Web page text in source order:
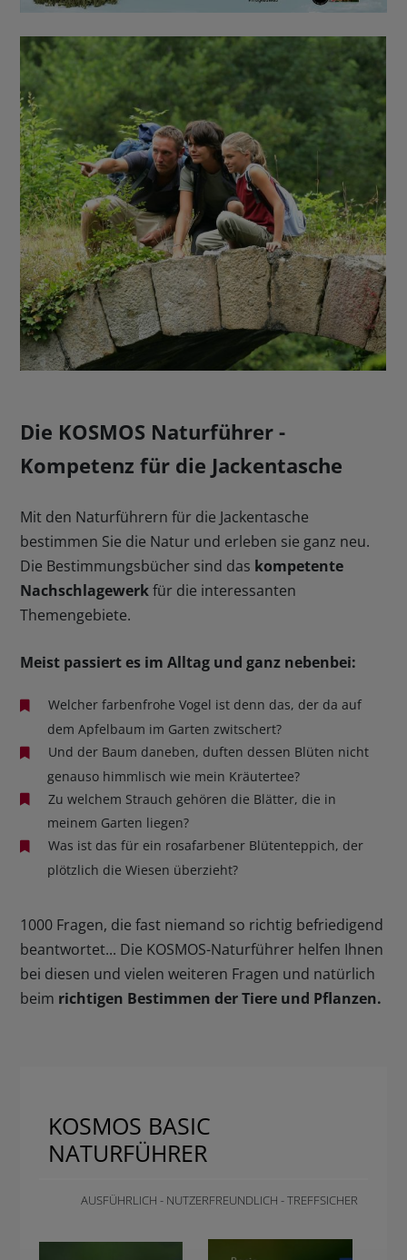
Die KOSMOS Naturführer -
Kompetenz für die Jackentasche
Mit den Naturführern für die Jackentasche
bestimmen Sie die Natur und erleben sie ganz neu.
Die Bestimmungsbücher sind das kompetente
Nachschlagewerkfür die interessanten
Themengebiete.
Meist passiert es im Alltag und ganz nebenbei:
Welcher farbenfrohe Vogel ist denn das, der da auf
dem Apfelbaum im Garten zwitschert?
Und der Baum daneben, duften dessen Blüten nicht
genauso himmlisch wie mein Kräutertee?
Zu welchem Strauch gehören die Blätter, die in
meinem Garten liegen?
Was ist das für ein rosafarbener Blütenteppich, der
plötzlich die Wiesen überzieht?
1000 Fragen, die fast niemand so richtig befriedigend
beantwortet... Die KOSMOS-Naturführer helfen Ihnen
bei diesen und vielen weiteren Fragen und natürlich
beim richtigen Bestimmen der Tiere und Pflanzen.
KOSMOS BASIC
NATURFÜHRER
AUSFÜHRLICH - NUTZERFREUNDLICH - TREFFSICHER